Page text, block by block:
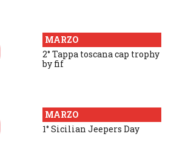
MARZO
2° Tappa toscana cap trophy
by fif
MARZO
1° Sicilian Jeepers Day